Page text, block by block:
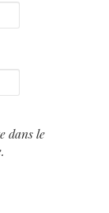
dans le